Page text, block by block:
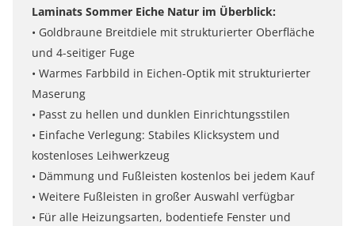
Laminats Sommer Eiche Natur im Überblick:
• Goldbraune Breitdiele mit strukturierter Oberfläche
und 4-seitiger Fuge
• Warmes Farbbild in Eichen-Optik mit strukturierter
Maserung
• Passt zu hellen und dunklen Einrichtungsstilen
• Einfache Verlegung: Stabiles Klicksystem und
kostenloses Leihwerkzeug
• Dämmung und Fußleisten kostenlos bei jedem Kauf
• Weitere Fußleisten in großer Auswahl verfügbar
• Für alle Heizungsarten, bodentiefe Fenster und